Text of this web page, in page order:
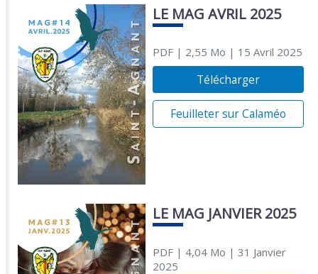
LE MAG AVRIL 2025
PDF| 2,55 Mo | 15 Avril 2025
Télécharger
Feuilleter sur Calaméo
LE MAG JANVIER 2025
PDF| 4,04 Mo | 31 Janvier
2025